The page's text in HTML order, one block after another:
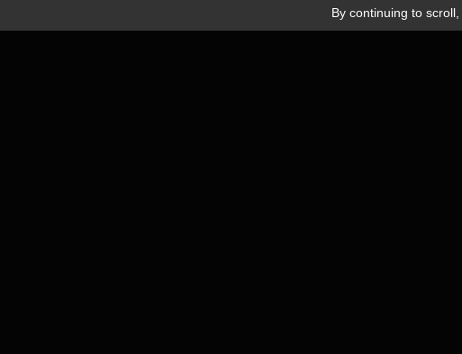
By continuing to scroll,